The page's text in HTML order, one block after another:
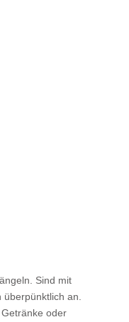
Sind mit
an.
oder